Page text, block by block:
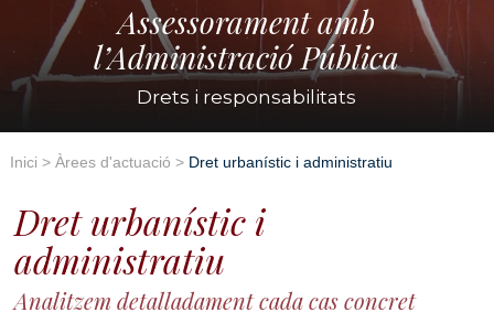
Assessorament amb
l’Administració Pública
Drets i responsabilitats
Inici > Àrees d'actuació > Dret urbanístic i administratiu
Dret urbanístic i
administratiu
Analitzem detalladament cada cas concret